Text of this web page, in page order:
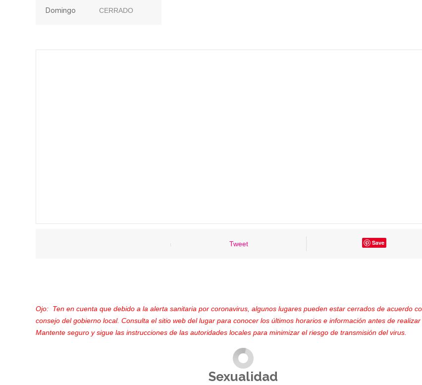
Domingo
CERRADO
Tweet Save
Ojo: Ten en cuenta que debido a la alerta sanitaria por coronavirus, algunos lugares pueden estar cerrados de acuerdo
consejo del gobierno local. Consulta el sitio web del lugar para conocer los últimos horarios e información antes de realizar
Mantente seguro y sigue las instrucciones de las autoridades locales para minimizar el riesgo de transmisión del virus.
Sexualidad